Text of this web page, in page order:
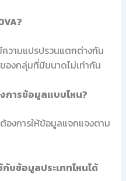
วามแปรปรวนแตกต่างกัน
องกลุ่มที่มีขนาดไม่เท่ากัน
งการข้อมูลแบบไหน?
องการให้ข้อมูลแจกแจงตาม
กับข้อมูลประเภทไหนได้